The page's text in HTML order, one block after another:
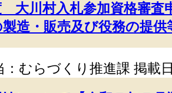
大川村入札参加資格審査
造・販売及び役務の提供
：むらづくり推進課 掲載